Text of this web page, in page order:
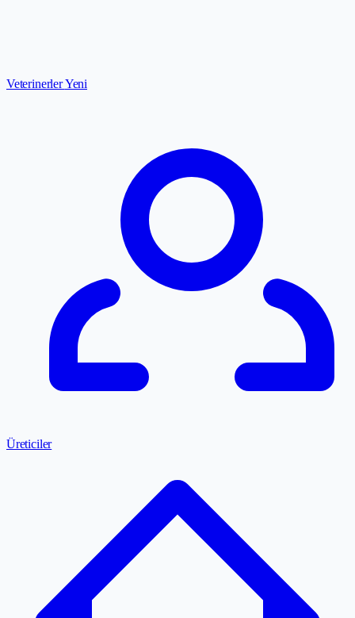
VeterinerlerYeni
Üreticiler